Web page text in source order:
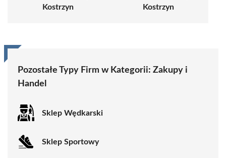
Kostrzyn
Kostrzyn
Pozostałe Typy Firm w Kategorii: Zakupy i
Handel
Sklep Wędkarski
Sklep Sportowy